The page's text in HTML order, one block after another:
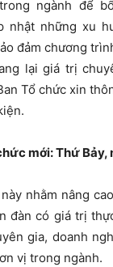
ngành để
nhật những xu
đảm chương
lại giá trị
Tổ chức xin
mới: Thứ
nhằm nâng
đàn có giá trị
gia, doanh
vị trong ngành.